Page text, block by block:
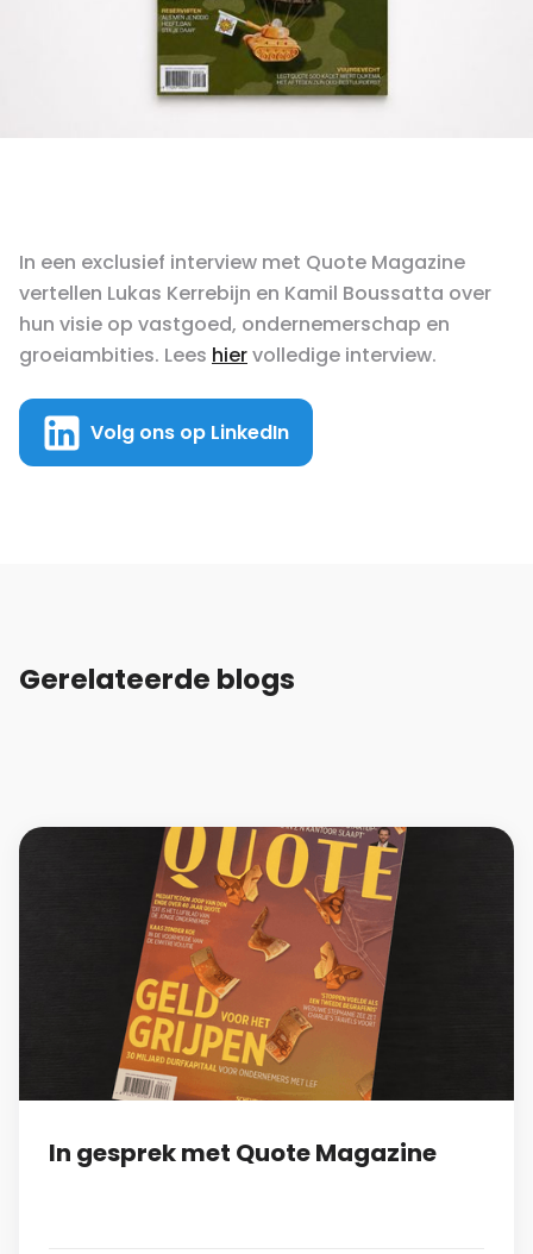
In een exclusief interview met Quote Magazine
vertellen Lukas Kerrebijn en Kamil Boussatta over
hun visie op vastgoed, ondernemerschap en
groeiambities. Lees hiervolledige interview.
Volg ons op LinkedIn
Gerelateerde blogs
In gesprek met Quote Magazine